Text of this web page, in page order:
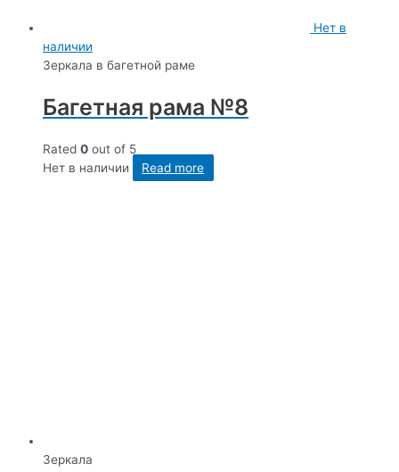
Нет в
наличии
Зеркала в багетной раме
Багетная рама №8
Rated 0 out of 5
Нет в наличии
Read more
Зеркала